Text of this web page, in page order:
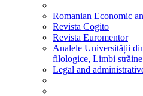
Romanian Economic
Revista Cogito
Revista Euromentor
Analele Universității
filologice, Limbi
Legal and